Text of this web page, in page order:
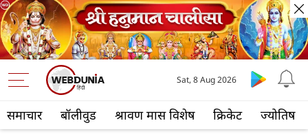
समाचार बॉलीवुड श्रावण मास विशेष क्रिकेट ज्योतिष
Sat, 8 Aug 2026